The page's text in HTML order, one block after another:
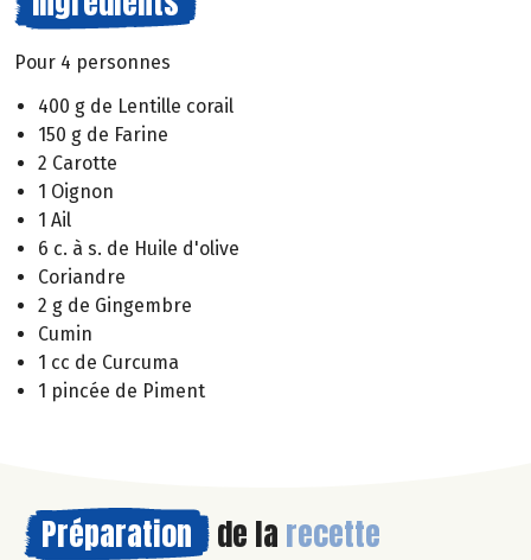
Pour 4 personnes
400 g de Lentille corail
150 g de Farine
2 Carotte
1 Oignon
1 Ail
6 c. à s. de Huile d'olive
Coriandre
2 g de Gingembre
Cumin
1 cc de Curcuma
1 pincée de Piment
Préparation de la recette